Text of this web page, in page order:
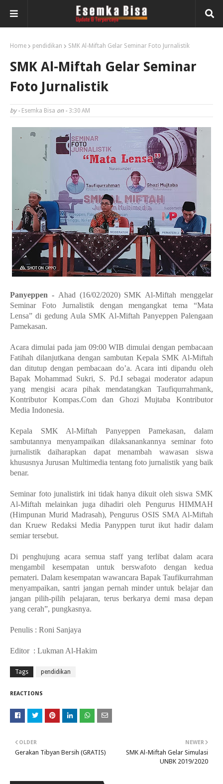
Home pendidikan SMK Al-Miftah Gelar Seminar Foto Jurnalistik
SMK Al-Miftah Gelar Seminar
Foto Jurnalistik
by - Esemka Bisa on - 3:30 AM
Panyeppen - Ahad (16/02/2020) SMK Al-Miftah menggelar
Seminar Foto Jurnalistik dengan mengangkat tema “Mata
Lensa” di gedung Aula SMK Al-Miftah Panyeppen Palengaan
Pamekasan.
Acara dimulai pada jam 09:00 WIB dimulai dengan pembacaan
Fatihah dilanjutkana dengan sambutan Kepala SMK Al-Miftah
dan ditutup dengan pembacaan do’a. Acara inti dipandu oleh
Bapak Mohammad Sukri, S. Pd.I sebagai moderator adapun
yang mengisi acara pihak mendatangkan Taufiqurrahmank,
Kontributor Kompas.Com dan Ghozi Mujtaba Kontributor
Media Indonesia.
Kepala SMK Al-Miftah Panyeppen Pamekasan, dalam
sambutannya menyampaikan dilaksanankannya seminar foto
jurnalistik daiharapkan dapat menambah wawasan siswa
khususnya Jurusan Multimedia tentang foto jurnalistik yang baik
benar.
Seminar foto junalistirk ini tidak hanya dikuit oleh siswa SMK
Al-Miftah melainkan juga dihadiri oleh Pengurus HIMMAH
(Himpunan Murid Madrasah), Pengurus OSIS SMA Al-Miftah
dan Kruew Redaksi Media Panyppen turut ikut hadir dalam
semiar tersebut.
Di penghujung acara semua staff yang terlibat dalam acara
mengambil kesempatan untuk berswafoto dengan kedua
pemateri. Dalam kesempatan wawancara Bapak Taufikurrahman
menyampaikan, santri jangan pernah minder untuk belajar dan
jangan pilih-pilih pelajaran, terus berkarya demi masa depan
yang cerah”, pungkasnya.
Penulis : Roni Sanjaya
Editor : Lukman Al-Hakim
Tags pendidikan
REACTIONS
NEWER
SMK Al-Miftah Gelar Simulasi
UNBK 2019/2020
OLDER
Gerakan Tibyan Bersih (GRATIS)